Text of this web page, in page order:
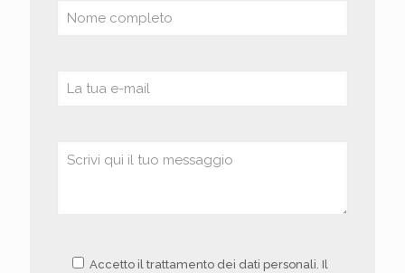
Accetto il trattamento dei dati personali. Il